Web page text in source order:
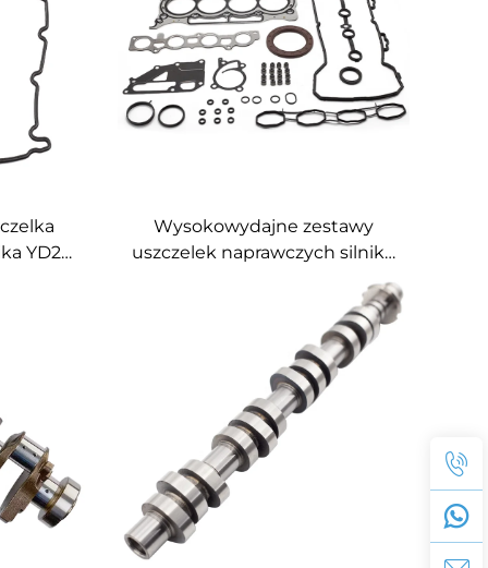
YD22
Wysokowydajne zestawy
uszczelek naprawczych silnika
10101-EE027 do silnika Nissan